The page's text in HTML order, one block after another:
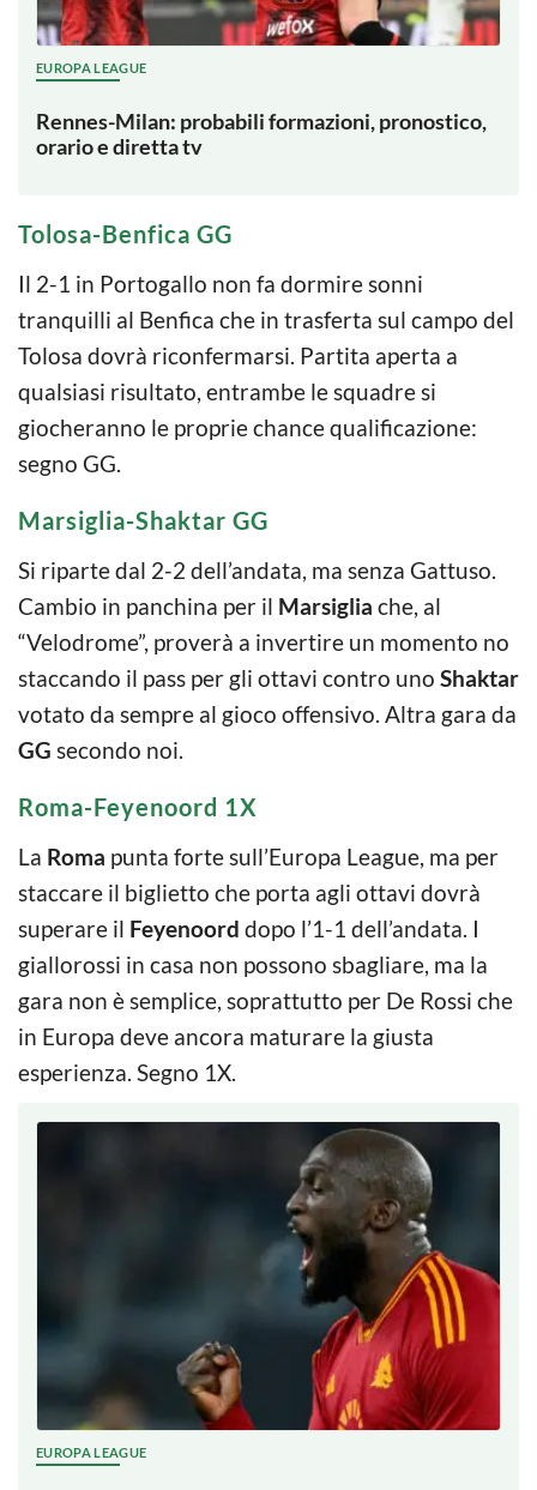
EUROPA LEAGUE
Rennes-Milan: probabili formazioni, pronostico,
orario e diretta tv
Tolosa-Benfica GG
Il 2-1 in Portogallo non fa dormire sonni
tranquilli al Benfica che in trasferta sul campo del
Tolosa dovrà riconfermarsi. Partita aperta a
qualsiasi risultato, entrambe le squadre si
giocheranno le proprie chance qualificazione:
segno GG.
Marsiglia-Shaktar GG
Si riparte dal 2-2 dell’andata, ma senza Gattuso.
Cambio in panchina per il Marsiglia che, al
“Velodrome”, proverà a invertire un momento no
staccando il pass per gli ottavi contro uno Shaktar
votato da sempre al gioco offensivo. Altra gara da
GG secondo noi.
Roma-Feyenoord 1X
La Roma punta forte sull’Europa League, ma per
staccare il biglietto che porta agli ottavi dovrà
superare il Feyenoord dopo l’1-1 dell’andata. I
giallorossi in casa non possono sbagliare, ma la
gara non è semplice, soprattutto per De Rossi che
in Europa deve ancora maturare la giusta
esperienza. Segno 1X.
EUROPA LEAGUE